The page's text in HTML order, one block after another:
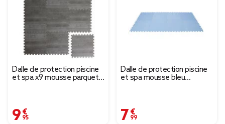
Dalle de protection piscine
et spa x9 mousse parquet
9,95 €
Dalle de protection piscine
et spa mousse bleu
7,99 €